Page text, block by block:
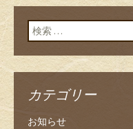
検索:
カテゴリー
お知らせ